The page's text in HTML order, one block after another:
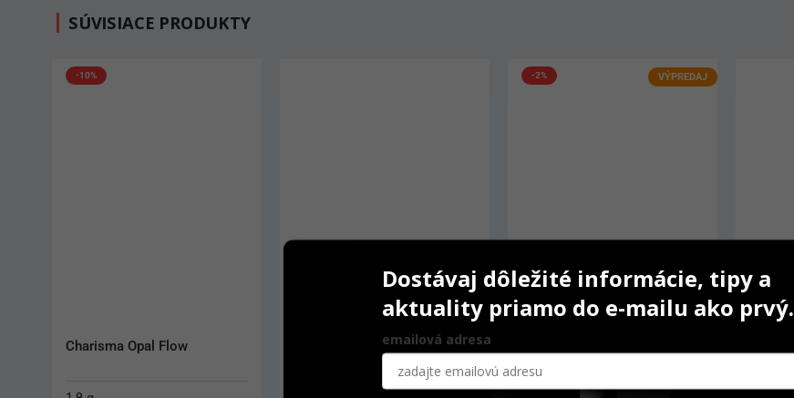
SÚVISIACE PRODUKTY
-10%
Charisma Opal Flow Charisma Flow
VÝPREDAJ
-2%
Dostávaj dôležité informácie, tipy a
aktuality priamo do e-mailu ako prvý.
emailová adresa